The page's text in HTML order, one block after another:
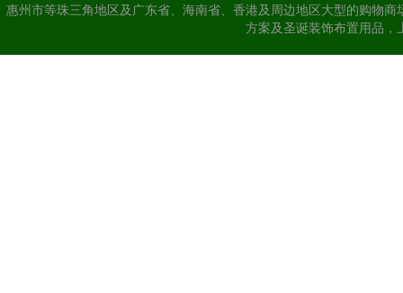
惠州市等珠三角地区及广东省、海南省、香港及周边地区大型的购物
方案及圣诞装饰布置用品，